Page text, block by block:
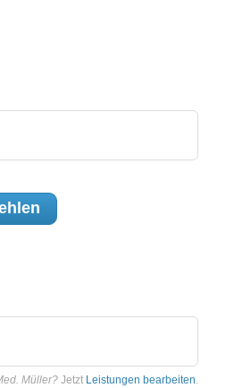
Müller? Jetzt Leistungen bearbeiten.